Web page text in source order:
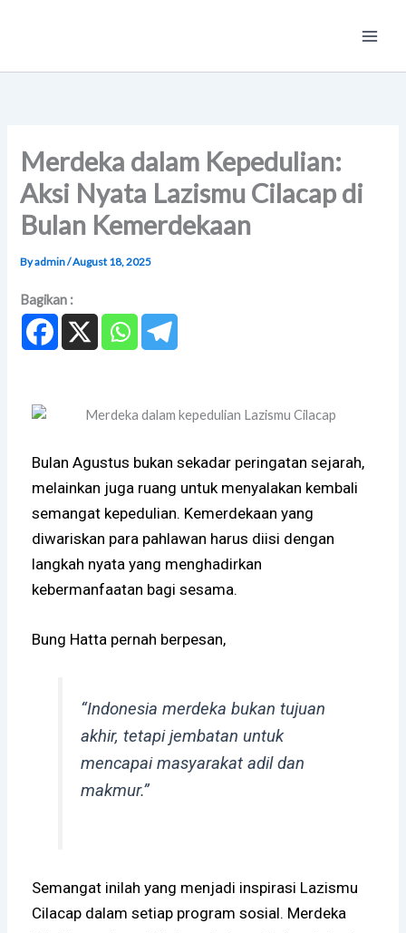
Menu
Merdeka dalam Kepedulian:
Aksi Nyata Lazismu Cilacap di
Bulan Kemerdekaan
Byadmin/August 18, 2025
Bagikan :
Bulan Agustus bukan sekadar peringatan sejarah,
melainkan juga ruang untuk menyalakan kembali
semangat kepedulian. Kemerdekaan yang
diwariskan para pahlawan harus diisi dengan
langkah nyata yang menghadirkan
kebermanfaatan bagi sesama.
Bung Hatta pernah berpesan,
“Indonesia merdeka bukan tujuan
akhir, tetapi jembatan untuk
mencapai masyarakat adil dan
makmur.”
Semangat inilah yang menjadi inspirasi Lazismu
Cilacap dalam setiap program sosial. Merdeka